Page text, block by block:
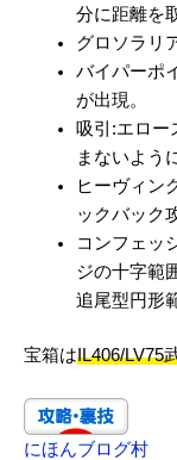
分に距離を
グロソラリ
バイパーポ
が出現。
吸引:エロー
まないよう
ヒーヴィン
ックバック
コンフェッ
ジの十字範
追尾型円形
宝箱はIL406/LV75
にほんブログ村